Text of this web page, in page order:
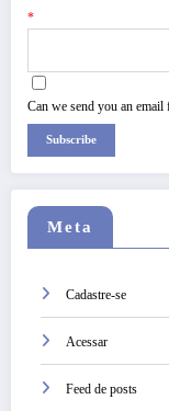
*
Can we send you an
Subscribe
Meta
Cadastre-se
Acessar
Feed de posts